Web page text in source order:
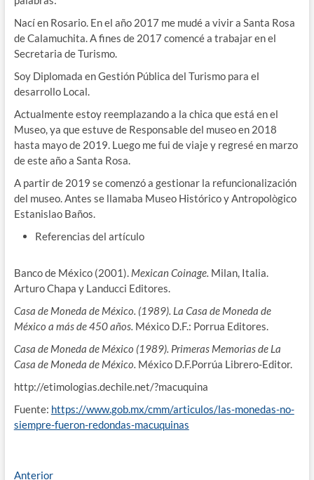
Nací en Rosario. En el año 2017 me mudé a vivir a Santa Rosa
de Calamuchita. A fines de 2017 comencé a trabajar en el
Secretaria de Turismo.
Soy Diplomada en Gestión Pública del Turismo para el
desarrollo Local.
Actualmente estoy reemplazando a la chica que está en el
Museo, ya que estuve de Responsable del museo en 2018
hasta mayo de 2019. Luego me fui de viaje y regresé en marzo
de este año a Santa Rosa.
A partir de 2019 se comenzó a gestionar la refuncionalización
del museo. Antes se llamaba Museo Histórico y Antropològico
Estanislao Baños.
Referencias del artículo
Banco de México (2001). Mexican Coinage. Milan, Italia.
Arturo Chapa y Landucci Editores.
Casa de Moneda de México. (1989). La Casa de Moneda de
México a más de 450 años. México D.F.: Porrua Editores.
Casa de Moneda de México (1989). Primeras Memorias de La
Casa deMoneda de México. México D.F.Porrúa Librero-Editor.
http://etimologias.dechile.net/?macuquina
Fuente: https://www.gob.mx/cmm/articulos/las-monedas-no-
siempre-fueron-redondas-macuquinas
Anterior